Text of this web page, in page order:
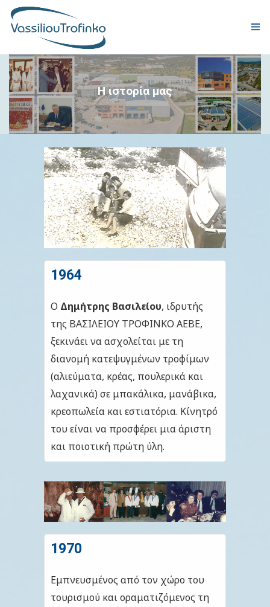
ΕΤΑΙΡΕΙΑ
ΠΑΡΑΓΩΓΗ
ΠΡΟΪΟΝΤΑ
ΠΙΣΤΟΠΟΙΗΣΕΙΣ ΠΟΙΟΤΗΤΑΣ
ΕΤΑΙΡΙΚΗ ΕΥΘΥΝΗ
ΠΑΓΚΟΣΜΙΑ ΠΑΡΟΥΣΙΑ
ΕΠΙΚΟΙΝΩΝΙΑ
Η ιστορία μας
1964
Ο Δημήτρης Βασιλείου, ιδρυτής
της ΒΑΣΙΛΕΙΟΥ ΤΡΟΦΙΝΚΟ ΑΕΒΕ,
ξεκινάει να ασχολείται με τη
διανομή κατεψυγμένων τροφίμων
(αλιεύματα, κρέας, πουλερικά και
λαχανικά) σε μπακάλικα, μανάβικα,
κρεοπωλεία και εστιατόρια. Κίνητρό
του είναι να προσφέρει μια άριστη
και ποιοτική πρώτη ύλη.
1970
Εμπνευσμένος από τον χώρο του
τουρισμού και οραματιζόμενος τη